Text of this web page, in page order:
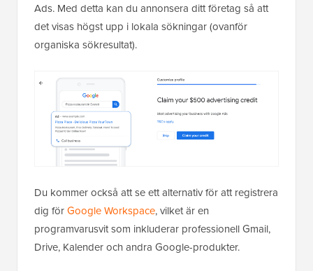
Ads. Med detta kan du annonsera ditt företag så att
det visas högst upp i lokala sökningar (ovanför
organiska sökresultat).
Du kommer också att se ett alternativ för att registrera
dig förGoogle Workspace, vilket är en
programvarusvit som inkluderar professionell Gmail,
Drive, Kalender och andra Google-produkter.